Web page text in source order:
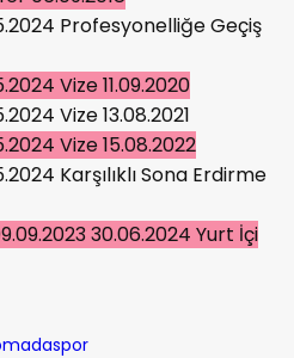
Profesyonelliğe Geçiş
Vize 11.09.2020
Vize 13.08.2021
Vize 15.08.2022
Karşılıklı Sona Erdirme
30.06.2024 Yurt İçi